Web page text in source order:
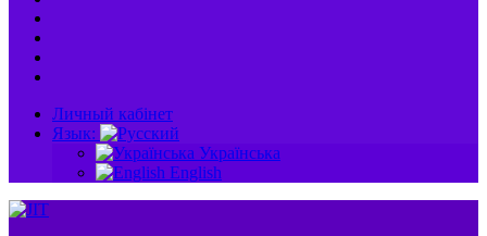
Личный кабінет
Язык:
Українська
English